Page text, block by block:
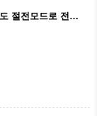
[윈도우11 Ver.] 노트북 덮개 닫아도 절전모드로 전환되지 않도록 설정하는 방법